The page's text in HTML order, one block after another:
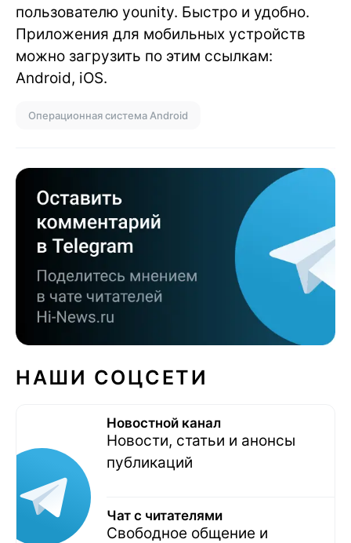
пользователю younity. Быстро и удобно.
Приложения для мобильных устройств
можно загрузить по этим ссылкам:
Android, iOS.
Операционная система Android
НАШИ СОЦСЕТИ
Новостной канал
Новости, статьи и анонсы
публикаций
Чат с читателями
Свободное общение и